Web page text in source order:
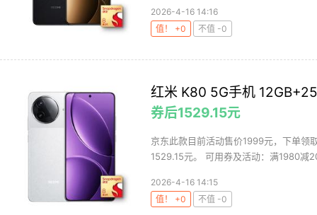
2026-4-16 14:16
值！ +0
不值 -0
红米 K80 5G手机
券后1529.15元
京东此款目前活动售价1999元，下单领
1529.15元。 可用券及活动：满1980减
2026-4-16 14:15
值！ +0
不值 -0